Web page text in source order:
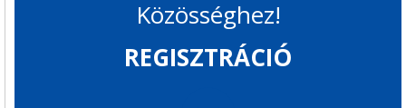
Közösséghez!
REGISZTRÁCIÓ